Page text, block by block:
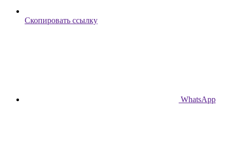
Скопировать ссылку
WhatsApp